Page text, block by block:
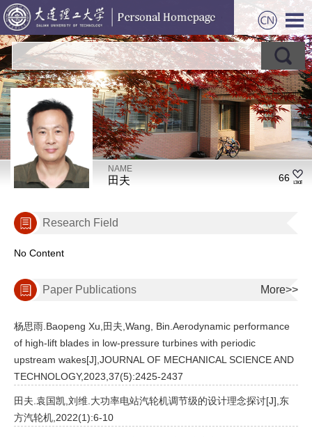
NAME
田夫 66
Research Field
No Content
Paper Publications More>>
杨思雨.Baopeng Xu,田夫,Wang, Bin.Aerodynamic performance
of high-lift blades in low-pressure turbines with periodic
upstream wakes[J],JOURNAL OF MECHANICAL SCIENCE AND
TECHNOLOGY,2023,37(5):2425-2437
田夫.袁国凯,刘维.大功率电站汽轮机调节级的设计理念探讨[J],东
方汽轮机,2022(1):6-10